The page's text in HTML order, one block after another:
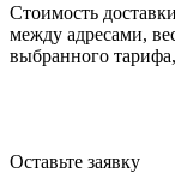
Стоимость
между адресами,
выбранного
Оставьте заявку